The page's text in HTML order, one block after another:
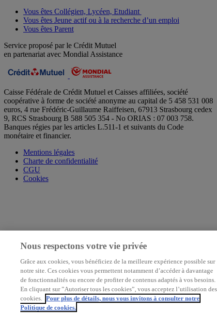
Vous êtes Collégien, Lycéen, Etudiant
Vous êtes Jeune actif ou à la recherche d’un emploi
Vous êtes Parent
Service proposé par le Crédit Mutuel
en partenariat avec Mondial Assistance
Caisse Fédérale de Crédit Mutuel et Caisses affiliées, société
coopérative à forme de société anonyme au capital de 5 458 531 008
euros, 4 rue Frédéric-Guillaume Raiffeisen, 67913 Strasbourg cedex
9, RCS Strasbourg B 588 505 354 - No ORIAS : 07 003 758.
Banques régies par les articles L.511-1 et suivants du Code
monétaire et financier.
Mentions légales
Charte de confidentialité
CGU
Cookies
Nous respectons votre vie privée
Grâce aux cookies, vous bénéficiez de la meilleure expérience possible sur
notre site. Ces cookies vous permettent notamment d’accéder à davantage
de fonctionnalités ou encore de profiter de contenus adaptés à vos besoins.
En cliquant sur ”Autoriser tous les cookies”, vous acceptez l’utilisation des
cookies. Pour plus de détails, nous vous invitons à consulter notre
Politique de cookies.